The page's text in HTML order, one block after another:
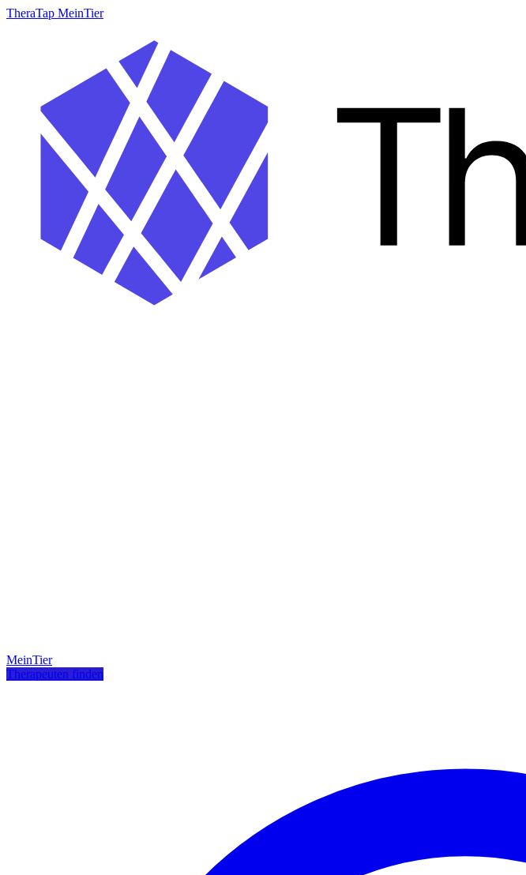
TheraTap MeinTier
MeinTier
Therapeuten finden